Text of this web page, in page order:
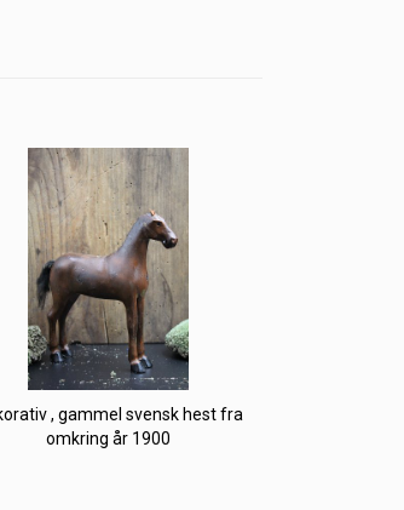
, gammel svensk hest fra
omkring år 1900